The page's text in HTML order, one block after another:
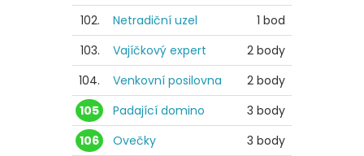
102.
Netradiční uzel
1 bod
103.
Vajíčkový expert
2 body
104.
Venkovní posilovna
2 body
105
Padající domino
3 body
106
Ovečky
3 body